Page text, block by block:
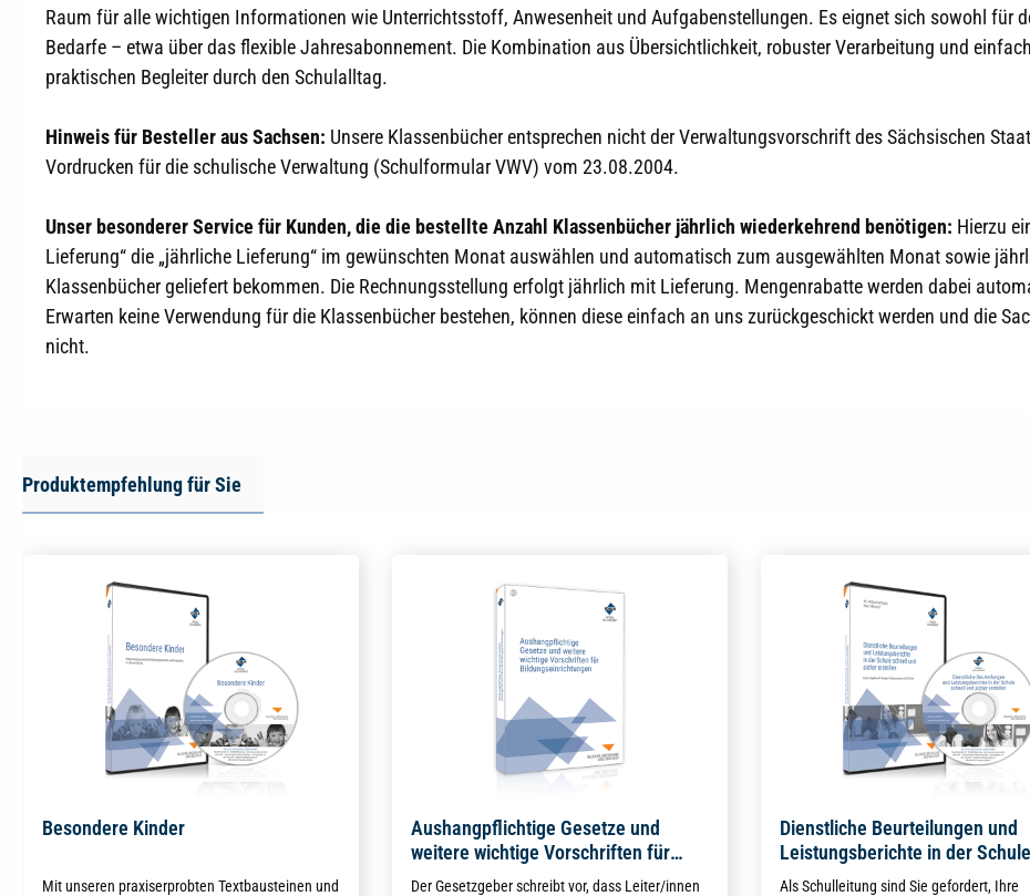
Raum für alle wichtigen Informationen wie Unterrichtsstoff, Anwesenheit und Aufgabenstellungen. Es eignet sich sowohl für
Bedarfe – etwa über das flexible Jahresabonnement. Die Kombination aus Übersichtlichkeit, robuster Verarbeitung und
praktischen Begleiter durch den Schulalltag.
Hinweis für Besteller aus Sachsen: Unsere Klassenbücher entsprechen nicht der Verwaltungsvorschrift des Sächsischen
Vordrucken für die schulische Verwaltung (Schulformular VWV) vom 23.08.2004.
Unser besonderer Service für Kunden, die die bestellte Anzahl Klassenbücher jährlich wiederkehrend benötigen: Hierzu
Lieferung“ die „jährliche Lieferung“ im gewünschten Monat auswählen und automatisch zum ausgewählten Monat sowie
Klassenbücher geliefert bekommen. Die Rechnungsstellung erfolgt jährlich mit Lieferung. Mengenrabatte werden dabei
Erwarten keine Verwendung für die Klassenbücher bestehen, können diese einfach an uns zurückgeschickt werden und die
nicht.
Produktempfehlung für Sie
Besondere Kinder
Mit unseren praxiserprobten Textbausteinen und
Aushangpflichtige Gesetze und
weitere wichtige Vorschriften für
Bildungseinrichtungen
Der Gesetzgeber schreibt vor, dass Leiter/innen
Dienstliche Beurteilungen und
Leistungsberichte in der Schule
schnell und sicher erstellen
Als Schulleitung sind Sie gefordert, Ihre